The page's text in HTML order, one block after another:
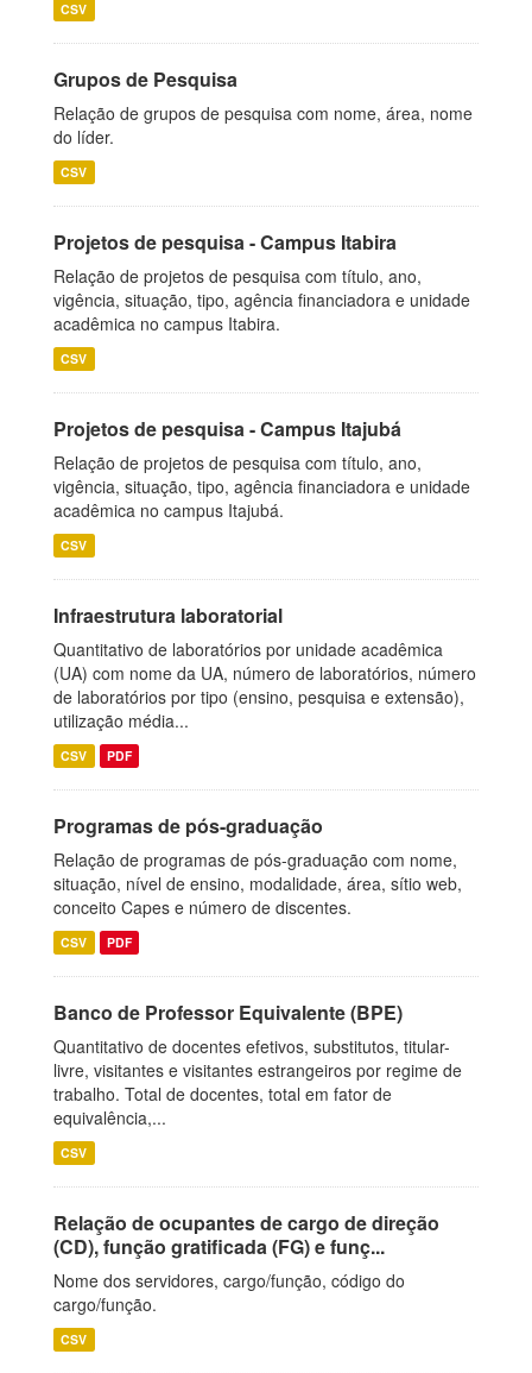
CSV
Grupos de Pesquisa
Relação de grupos de pesquisa com nome, área, nome
do líder.
CSV
Projetos de pesquisa - Campus Itabira
Relação de projetos de pesquisa com título, ano,
vigência, situação, tipo, agência financiadora e unidade
acadêmica no campus Itabira.
CSV
Projetos de pesquisa - Campus Itajubá
Relação de projetos de pesquisa com título, ano,
vigência, situação, tipo, agência financiadora e unidade
acadêmica no campus Itajubá.
CSV
Infraestrutura laboratorial
Quantitativo de laboratórios por unidade acadêmica
(UA) com nome da UA, número de laboratórios, número
de laboratórios por tipo (ensino, pesquisa e extensão),
utilização média...
CSV PDF
Programas de pós-graduação
Relação de programas de pós-graduação com nome,
situação, nível de ensino, modalidade, área, sítio web,
conceito Capes e número de discentes.
CSV PDF
Banco de Professor Equivalente (BPE)
Quantitativo de docentes efetivos, substitutos, titular-
livre, visitantes e visitantes estrangeiros por regime de
trabalho. Total de docentes, total em fator de
equivalência,...
CSV
Relação de ocupantes de cargo de direção
(CD), função gratificada (FG) e funç...
Nome dos servidores, cargo/função, código do
cargo/função.
CSV